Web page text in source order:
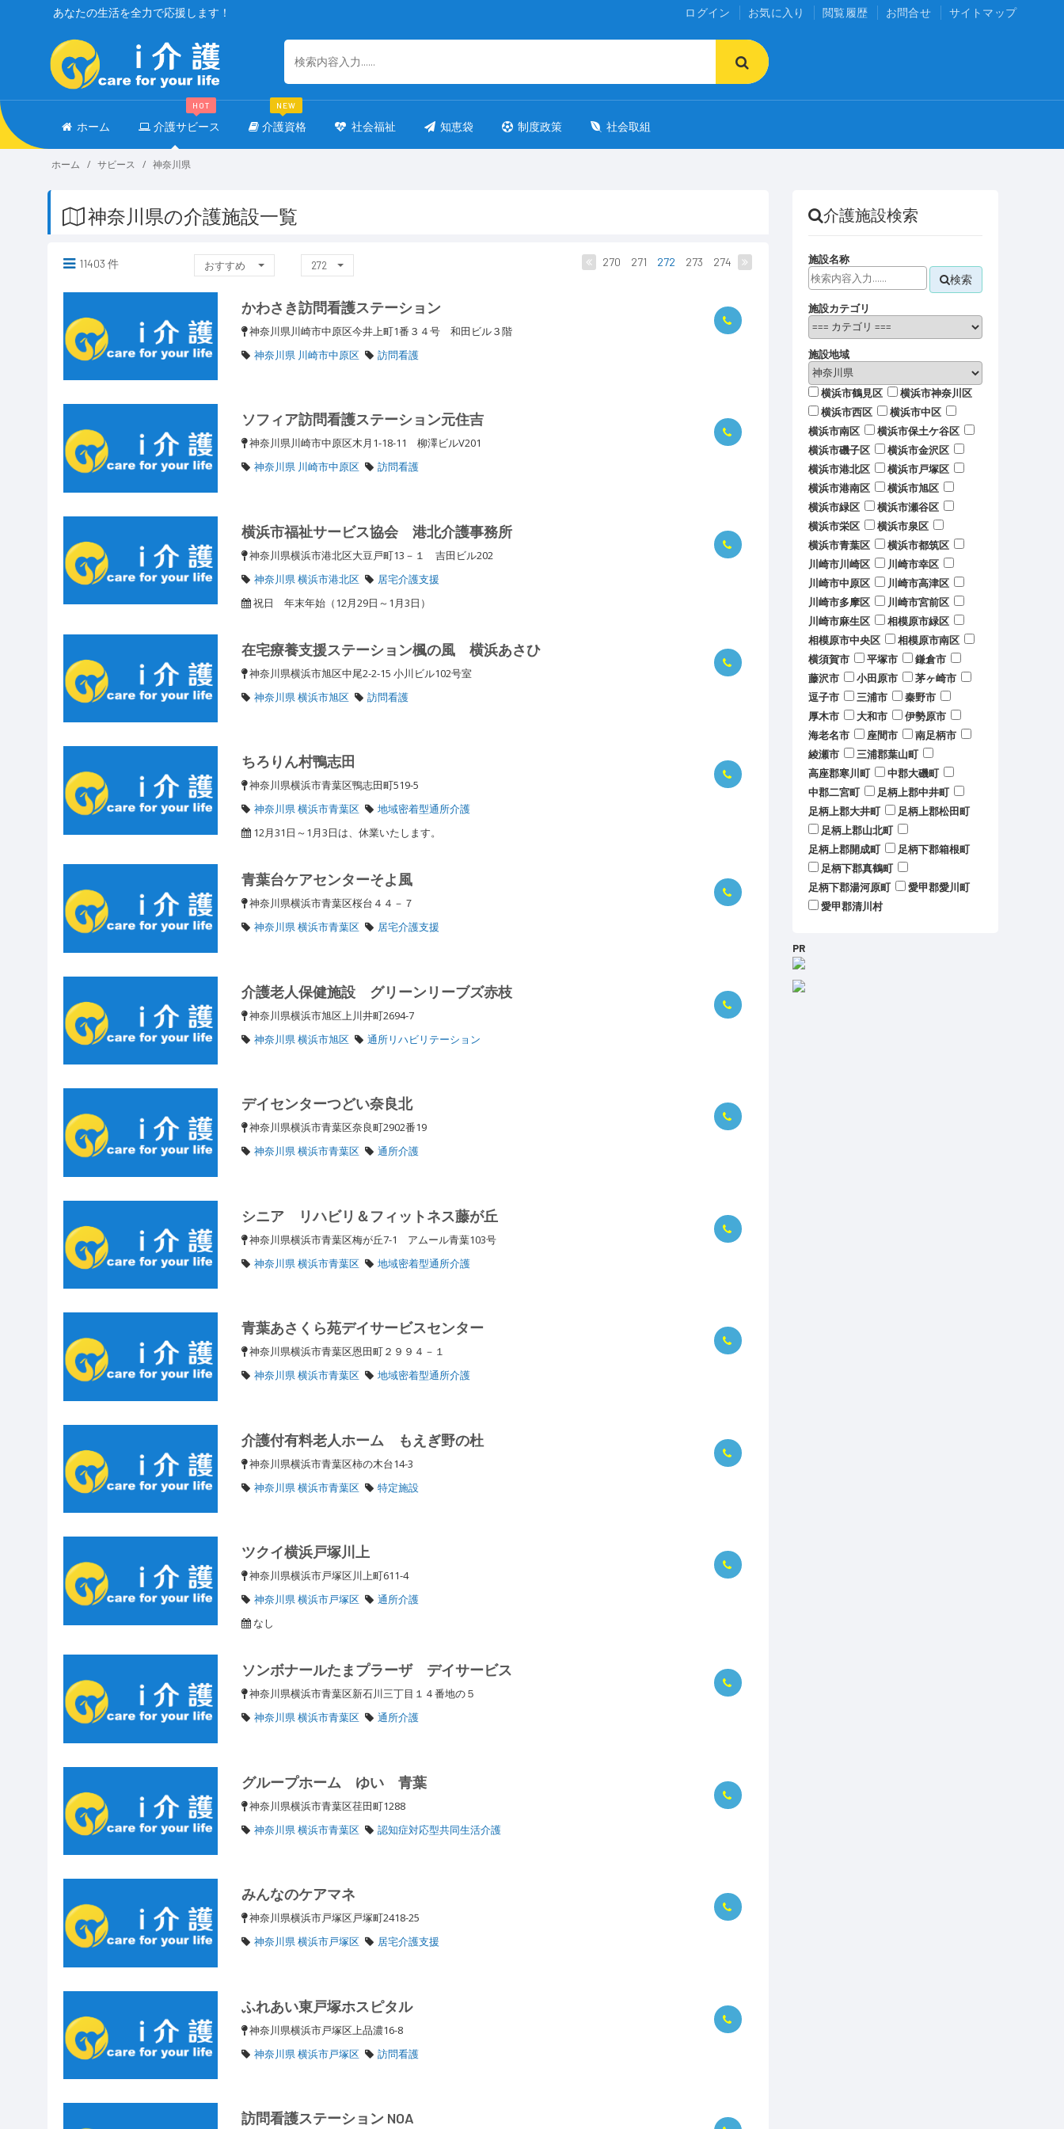
ログイン お気に入り 閲覧履歴 お問合せ サイトマップ
あなたの生活を全力で応援します！
ホーム 介護サビース
HOT
介護資格
NEW
社会福祉 知恵袋 制度政策 社会取組
ホーム サビース 神奈川県
神奈川県の介護施設一覧
11403 件 おすすめ 272 270 271 272 273 274
かわさき訪問看護ステーション
神奈川県川崎市中原区今井上町1番３４号 和田ビル３階
神奈川県 川崎市中原区
訪問看護
ソフィア訪問看護ステーション元住吉
神奈川県川崎市中原区木月1-18-11 柳澤ビルV201
神奈川県 川崎市中原区
訪問看護
横浜市福祉サービス協会 港北介護事務所
神奈川県横浜市港北区大豆戸町13－１ 吉田ビル202
神奈川県 横浜市港北区
居宅介護支援
祝日 年末年始（12月29日～1月3日）
在宅療養支援ステーション楓の風 横浜あさひ
神奈川県横浜市旭区中尾2-2-15 小川ビル102号室
神奈川県 横浜市旭区
訪問看護
ちろりん村鴨志田
神奈川県横浜市青葉区鴨志田町519-5
神奈川県 横浜市青葉区
地域密着型通所介護
12月31日～1月3日は、休業いたします。
青葉台ケアセンターそよ風
神奈川県横浜市青葉区桜台４４－７
神奈川県 横浜市青葉区
居宅介護支援
介護老人保健施設 グリーンリーブズ赤枝
神奈川県横浜市旭区上川井町2694-7
神奈川県 横浜市旭区
通所リハビリテーション
デイセンターつどい奈良北
神奈川県横浜市青葉区奈良町2902番19
神奈川県 横浜市青葉区
通所介護
シニア リハビリ＆フィットネス藤が丘
神奈川県横浜市青葉区梅が丘7-1 アムール青葉103号
神奈川県 横浜市青葉区
地域密着型通所介護
青葉あさくら苑デイサービスセンター
神奈川県横浜市青葉区恩田町２９９４－１
神奈川県 横浜市青葉区
地域密着型通所介護
介護付有料老人ホーム もえぎ野の杜
神奈川県横浜市青葉区柿の木台14-3
神奈川県 横浜市青葉区
特定施設
ツクイ横浜戸塚川上
神奈川県横浜市戸塚区川上町611-4
神奈川県 横浜市戸塚区
通所介護
なし
ソンボナールたまプラーザ デイサービス
神奈川県横浜市青葉区新石川三丁目１４番地の５
神奈川県 横浜市青葉区
通所介護
グループホーム ゆい 青葉
神奈川県横浜市青葉区荏田町1288
神奈川県 横浜市青葉区
認知症対応型共同生活介護
みんなのケアマネ
神奈川県横浜市戸塚区戸塚町2418-25
神奈川県 横浜市戸塚区
居宅介護支援
ふれあい東戸塚ホスピタル
神奈川県横浜市戸塚区上品濃16-8
神奈川県 横浜市戸塚区
訪問看護
訪問看護ステーション NOA
介護施設検索
施設名称
検索
施設カテゴリ
施設地域
横浜市鶴見区
横浜市神奈川区
横浜市西区
横浜市中区
横浜市南区
横浜市保土ケ谷区
横浜市磯子区
横浜市金沢区
横浜市港北区
横浜市戸塚区
横浜市港南区
横浜市旭区
横浜市緑区
横浜市瀬谷区
横浜市栄区
横浜市泉区
横浜市青葉区
横浜市都筑区
川崎市川崎区
川崎市幸区
川崎市中原区
川崎市高津区
川崎市多摩区
川崎市宮前区
川崎市麻生区
相模原市緑区
相模原市中央区
相模原市南区
横須賀市
平塚市
鎌倉市
藤沢市
小田原市
茅ヶ崎市
逗子市
三浦市
秦野市
厚木市
大和市
伊勢原市
海老名市
座間市
南足柄市
綾瀬市
三浦郡葉山町
高座郡寒川町
中郡大磯町
中郡二宮町
足柄上郡中井町
足柄上郡大井町
足柄上郡松田町
足柄上郡山北町
足柄上郡開成町
足柄下郡箱根町
足柄下郡真鶴町
足柄下郡湯河原町
愛甲郡愛川町
愛甲郡清川村
PR